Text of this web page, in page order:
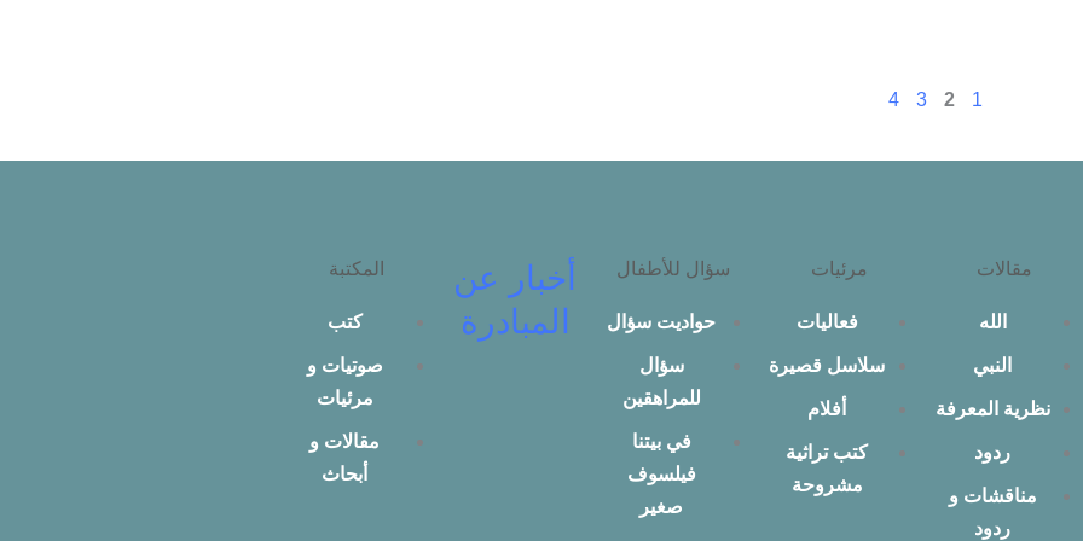
1
2
3
4
مقالات
الله
النبي
نظرية المعرفة
ردود
مناقشات و
ردود
مرئيات
فعاليات
سلاسل قصيرة
أفلام
كتب تراثية
مشروحة
سؤال للأطفال
حواديت سؤال
سؤال
للمراهقين
في بيتنا
فيلسوف
صغير
أخبار عن
المبادرة
المكتبة
كتب
صوتيات و
مرئيات
مقالات و
أبحاث